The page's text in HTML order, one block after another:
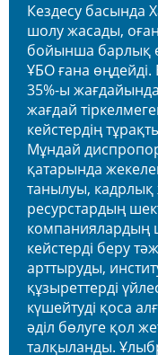
Кездесу басында
шолу жасады,
бойынша барлық
ҰБО ғана
35%-ы
жағдай
кейстердің
Мұндай
қатарында
танылуы,
ресурстардың
компаниялардың
кейстерді беру
арттыруды,
құзыреттерді
күшейтуді қоса
әділ бөлуге қол
талқыланды.